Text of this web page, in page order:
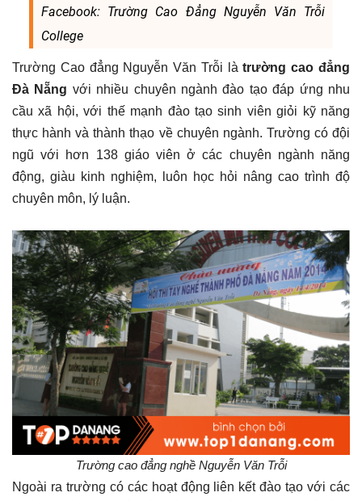
Facebook: Trường Cao Đẳng Nguyễn Văn Trỗi
College
Trường Cao đẳng Nguyễn Văn Trỗi làtrường cao đẳng
Đà Nẵng với nhiều chuyên ngành đào tạo đáp ứng nhu
cầu xã hội, với thế mạnh đào tạo sinh viên giỏi kỹ năng
thực hành và thành thạo về chuyên ngành. Trường có đội
ngũ với hơn 138 giáo viên ở các chuyên ngành năng
động, giàu kinh nghiệm, luôn học hỏi nâng cao trình độ
chuyên môn, lý luận.
Trường cao đẳng nghề Nguyễn Văn Trỗi
Ngoài ra trường có các hoạt động liên kết đào tạo với các